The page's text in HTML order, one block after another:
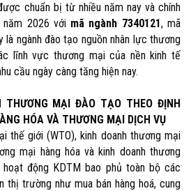
chuẩn bị từ nhiều năm nay và chính
2026 với mã ngành 7340121, mã
là ngành đào tạo nguồn nhân lực thương
lĩnh vực thương mại của nền kinh tế
cầu ngày càng tăng hiện nay.
THƯƠNG MẠI ĐÀO TẠO THEO ĐỊNH
HÓA VÀ THƯƠNG MẠI DỊCH VỤ
thế giới (WTO), kinh doanh thương mại
mại hàng hóa và kinh doanh thương
động KDTM bao phủ toàn bộ các
thị trường như mua bán hàng hoá, cung